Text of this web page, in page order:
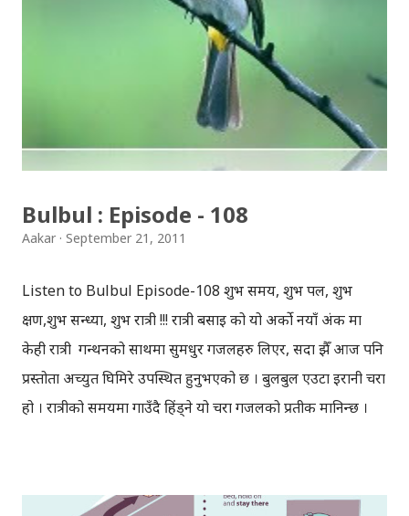
गर्नुभयो भन्ने कुरालाई समय क्रम मा राखिने छ । समग्रमा भन्दा
‘टाइमलाइन’ ले अब आफ्नो इतिहास बताउने छ । फेसबुक मा इतिहास
भइसकेका हाम्रा फोटोहरु, स्टाटस अपडेटहरु र आफ्ना कार्यक्रमहरुलाई
अब फेसबुकले ‘अटोमेटिक’ रुपमा ‘टाइमलाइन’ मा देखाउने छ ।
यसलाई आफ्नो ‘इतिहास’ वा आफ्नो ‘जिवनकथा’ को रुपमा बुझ्न
सकिन्छ । फेसबुकमा लेखिएका स्टाटसहरु हेर्न हामीसँग, ‘ओल्डर पोष्ट’
Bulbul : Episode - 108
Aakar September 21, 2011
Listen to Bulbul Episode-108 शुभ समय, शुभ पल, शुभ
क्षण,शुभ सन्ध्या, शुभ रात्री !!! रात्री बसाइ को यो अर्को नयाँ अंक मा
केही रात्री गन्थनको साथमा सुमधुर गजलहरु लिएर, सदा झैँ आज पनि
प्रस्तोता अच्युत घिमिरे उपस्थित हुनुभएको छ । बुलबुल एउटा इरानी चरा
हो । रात्रीको समयमा गाउँदै हिंड्‍ने यो चरा गजलको प्रतीक मानिन्छ ।
यसको उपस्थिति रहन्छ । प्रेम, विरह, उत्साह, उमंग अनि थुप्रै मनका